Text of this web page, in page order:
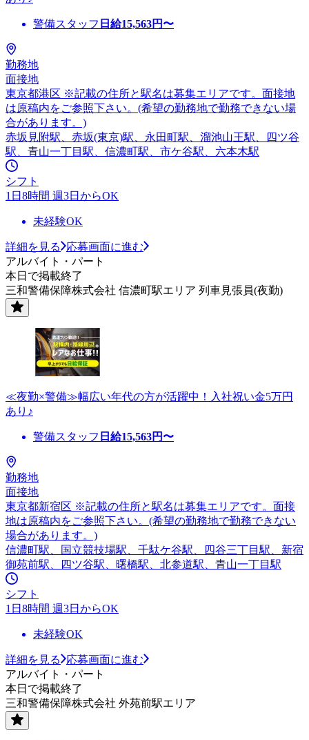
警備スタッフ 日給15,563円〜
勤務地
面接地
東京都港区 ※記載の住所と駅名は募集エリアです。面接地
は原稿内をご参照下さい。(希望の勤務地で勤務できない場
合があります。)
赤坂見附駅、赤坂(東京)駅、永田町駅、溜池山王駅、四ツ谷
駅、青山一丁目駅、信濃町駅、市ケ谷駅、六本木駅
シフト
1日8時間 週3日からOK
未経験OK
詳細を見る
応募画面に進む
アルバイト・パート
本日で掲載終了
三和警備保障株式会社 信濃町駅エリア 列車見張員(夜勤)
≪夜勤×警備≫幅広い年代の方が活躍中！入社祝い金5万円
あり♪
警備スタッフ 日給15,563円〜
勤務地
面接地
東京都新宿区 ※記載の住所と駅名は募集エリアです。面接
地は原稿内をご参照下さい。(希望の勤務地で勤務できない
場合があります。)
信濃町駅、国立競技場駅、千駄ケ谷駅、四谷三丁目駅、新宿
御苑前駅、四ツ谷駅、曙橋駅、北参道駅、青山一丁目駅
シフト
1日8時間 週3日からOK
未経験OK
詳細を見る
応募画面に進む
アルバイト・パート
本日で掲載終了
三和警備保障株式会社 外苑前駅エリア